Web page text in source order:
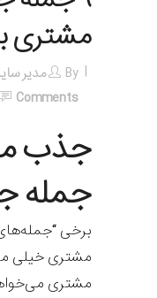
مشتری
By مدیر
Comments
جمله
برخی
مشتری خیلی
مشتری